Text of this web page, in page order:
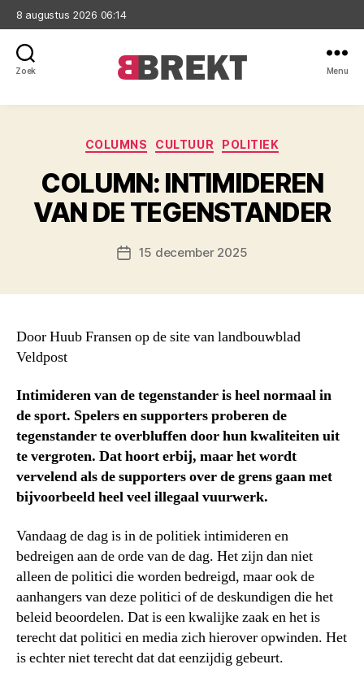
8 augustus 2026 06:14
Zoek Menu
Categorieën
COLUMNS CULTUUR POLITIEK
COLUMN: INTIMIDEREN
VAN DE TEGENSTANDER
Berichtdatum
15 december 2025
Door Huub Fransen op de site van landbouwblad
Veldpost
Intimideren van de tegenstander is heel normaal in
de sport. Spelers en supporters proberen de
tegenstander te overbluffen door hun kwaliteiten uit
te vergroten. Dat hoort erbij, maar het wordt
vervelend als de supporters over de grens gaan met
bijvoorbeeld heel veel illegaal vuurwerk.
Vandaag de dag is in de politiek intimideren en
bedreigen aan de orde van de dag. Het zijn dan niet
alleen de politici die worden bedreigd, maar ook de
aanhangers van deze politici of de deskundigen die het
beleid beoordelen. Dat is een kwalijke zaak en het is
terecht dat politici en media zich hierover opwinden. Het
is echter niet terecht dat dat eenzijdig gebeurt.